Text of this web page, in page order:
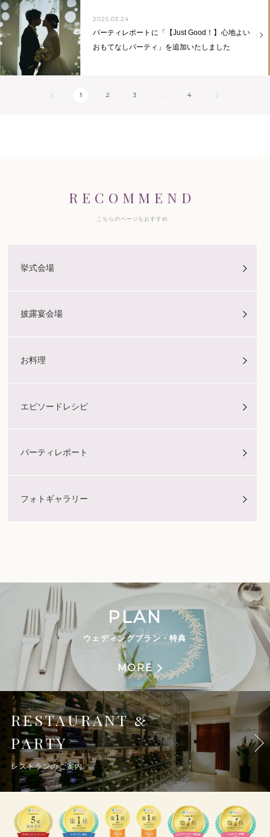
2025.03.24
パーティレポートに「【Just Good！】心地よい
おもてなしパーティ」を追加いたしました
1 2 3 4
RECOMMEND
こちらのページもおすすめ
挙式会場
披露宴会場
お料理
エピソードレシピ
パーティレポート
フォトギャラリー
PLAN
ウェディングプラン・特典
MORE
RESTAURANT&
PARTY
レストランのご案内